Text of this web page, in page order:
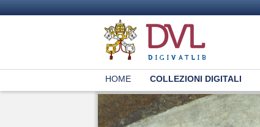
HOME COLLEZIONI DIGITALI